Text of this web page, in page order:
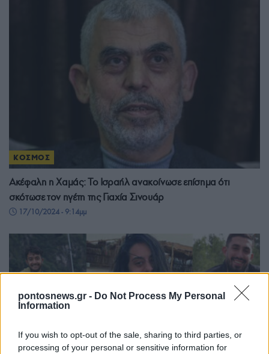
pontosnews.gr - Do Not Process My Personal
Information
If you wish to opt-out of the sale, sharing to third parties, or
processing of your personal or sensitive information for
ΚΟΣΜΟΣ
Ακέφαλη η Χαμάς: Το Ισραήλ ανακοίνωσε επίσημα ότι
σκότωσε τον ηγέτη της Γιαχία Σινουάρ
17/10/2024 - 9:14μμ